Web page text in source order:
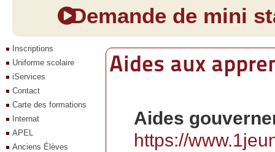
Demande de mini
Inscriptions
Uniforme scolaire
iServices
Contact
Carte des formations
Internat
APEL
Anciens Élèves
Aides aux
Aides
https://